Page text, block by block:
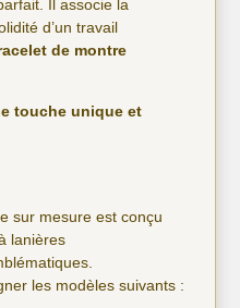
Il associe la
d’un travail
de montre
touche unique et
sur mesure est conçu
lanières
les modèles suivants :